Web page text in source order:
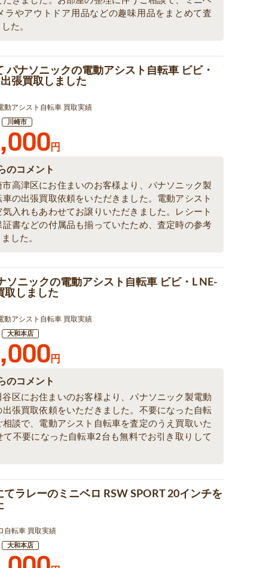
ラやアウトドア用品などの趣味用品をまとめて査
た。
パナソニックの電動アシスト自転車 ビビ・
張買取しました
動アシスト自転車 買取実績
川崎市
円
のコメント
高津区にお住まいのお客様より、パナソニック製
の出張買取依頼をいただきました。電動アシスト
気入れもあわせてお譲りいただきました。レシート
書などの付属品も揃っていたため、査定時の参考
した。
ソニックの電動アシスト自転車 ビビ・L NE-
取しました
動アシスト自転車 買取実績
大和本店
円
のコメント
区にお住まいのお客様より、パナソニック製電動
出張買取依頼をいただきました。不要になった自転
談で、電動アシスト自転車を査定のうえ買取いた
て不要になった自転車2台も無料でお引き取りして
ラレーのミニベロ RSW SPORT 20インチを
自転車 買取実績
大和本店